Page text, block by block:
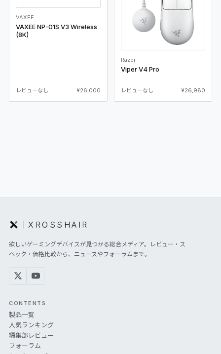
VAXEE
VAXEE NP-01S V3 Wireless
(8K)
レビューなし ¥26,000
Razer
Viper V4 Pro
レビューなし ¥26,980
XROSSHAIR
欲しいゲーミングデバイスが見つかる総合メディア。レビュー・ス
ペック・価格比較から、ニュースやフォーラムまで。
CONTENTS
製品一覧
人気ランキング
編集部レビュー
フォーラム